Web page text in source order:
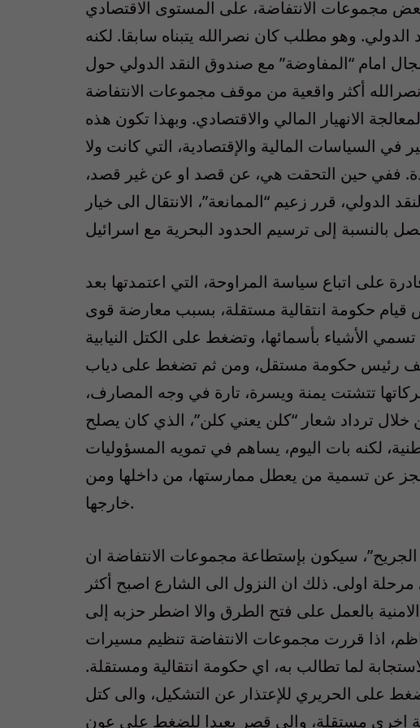
مجموعات الانتفاضة، على المستوى الاقتصادي
الدولي. وهو مطلب كان نصرالله يتبناه سابقا. لكنه
امام “المفاوضة” مع صندوق النقد الدولي حول
أكثر واقعية من موقف مجموعات الانتفاضة
الانهيار المالي والاقتصادي. وبهذا تكون هذه
السياسات المالية والإقتصادية، التي كانت ولا
ففي حين التحقت هي، عن قصد او عن غير قصد،
الدولي، قرر زعيم “الممانعة”، الانتقال الى خيار
على اتباع سياسة المراوحة، التي اعتمدتها بعد
حكومة انتقالية مستقلة، بسبب معارضة قوى
الأشياء بأسمائها، وتضغط على الكتل النيابية
رئيس حكومة مستقل، ومن ثم تضغط على دياب
تتشتت يمنة ويسرة، تارة في وجه المصارف،
ترداد شعار “كلن يعني كلن”، الذي كان يصلح
لكنه بات اليوم، يساهم في تمويه المسؤوليات
عن تسمية من يعطل ممارستها، من داخلها ومن
خارجها.
سيكون بإستطاعة مجموعات الانتفاضة ان
اولى. ذلك ان النزول الى الشارع اصبح أكثر
بالعمل على فتح الطرق والا اضطر حزبه إلى
اذا قررت مجموعات الانتفاضة تنظيم مسيرات
لما تطالب به، اي حكومة انتقالية ومستقلة.
على الحريري للإعتذار عن التشكيل، والى كتل
مستقلة، والى قصر بعبدا للضغط على عون